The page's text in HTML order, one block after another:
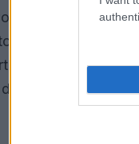
ad
l’errore di metterli
che i
del sole, e vi